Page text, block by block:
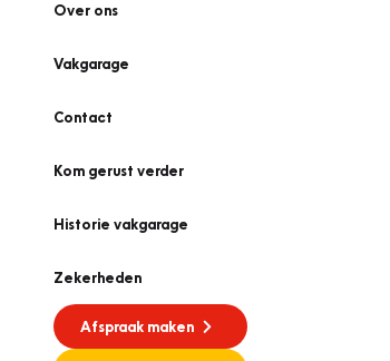
Over ons
Vakgarage
Contact
Kom gerust verder
Historie vakgarage
Zekerheden
Afspraak maken